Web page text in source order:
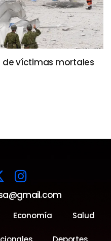
de víctimas mortales
Economía Salud